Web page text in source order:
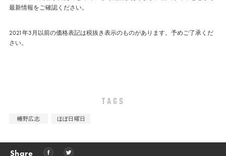
最新情報をご確認ください。
2021年3月以前の価格表記は税抜き表示のものがあります。予めご了承くだ
さい。
TAGS
幡野広志 ほぼ日曜日
Share